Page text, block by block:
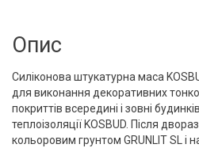
Опис
Силіконова штукатурна маса
для виконання декоративних
покриттів всередині і зовні
теплоізоляції KOSBUD. Після
кольоровим грунтом GRUNLIT SL і